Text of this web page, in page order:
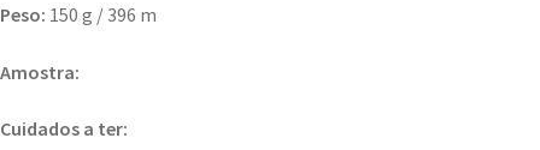
Peso: 150 g / 396 m
Amostra:
Cuidados a ter: